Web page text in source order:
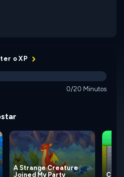
o XP
0/20 Minutos
A Strange Creature
Joined My Party